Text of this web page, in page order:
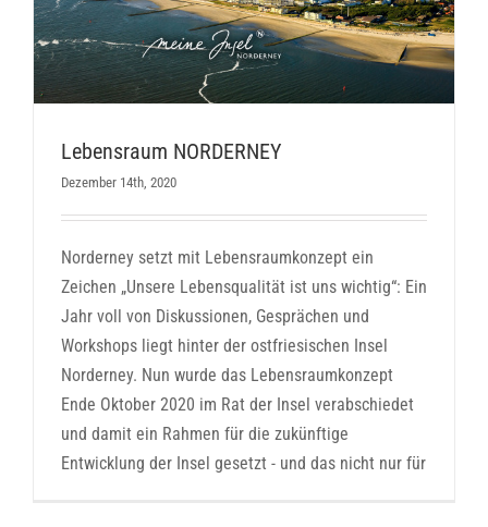
Lebensraum NORDERNEY
Dezember 14th, 2020
Norderney setzt mit Lebensraumkonzept ein
Zeichen „Unsere Lebensqualität ist uns wichtig“: Ein
Jahr voll von Diskussionen, Gesprächen und
Workshops liegt hinter der ostfriesischen Insel
Norderney. Nun wurde das Lebensraumkonzept
Ende Oktober 2020 im Rat der Insel verabschiedet
und damit ein Rahmen für die zukünftige
Entwicklung der Insel gesetzt - und das nicht nur für